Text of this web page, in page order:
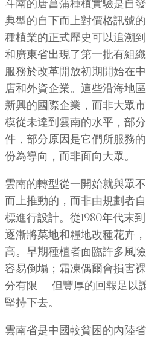
斗南的唐菖蒲種植實驗是自
典型的自下而上對價格訊號
種植業的正式歷史可以追溯
和廣東省出現了第一批有組
服務於改革開放初期開始在
店和外資企業。這些沿海地
新興的國際企業，而非大眾
模從未達到雲南的水平，部
件，部分原因是它們所服務
份為導向，而非面向大眾。
雲南的轉型從一開始就與眾
而上推動的，而非由規劃者
標進行設計。從1980年代末
逐漸將菜地和糧地改種花卉
高。早期種植者面臨許多風
容易倒塌；霜凍偶爾會損害
分有限——但豐厚的回報足以
堅持下去。
雲南省是中國較貧困的內陸